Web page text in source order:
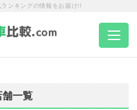
ンキングの情報をお届け!!
一覧